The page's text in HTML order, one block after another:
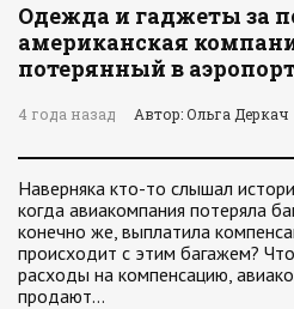
Одежда и гаджеты за
американская
потерянный в
4 года назад Автор: Ольга Деркач
Наверняка кто-то слышал
когда авиакомпания потеряла
конечно же, выплатила
происходит с этим багажем?
расходы на компенсацию,
продают…